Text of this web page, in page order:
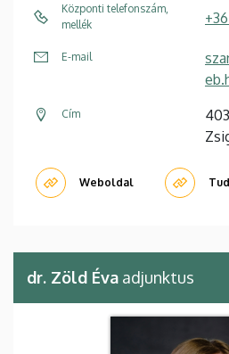
Központi telefonszám,
mellék
E-mail
Cím
Weboldal
dr. Zöld Éva adjunktus